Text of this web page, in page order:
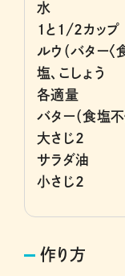
水
1と1/2カップ
ルウ（バター
塩、こしょう
各適量
バター（食塩不
大さじ2
サラダ油
小さじ2
作り方